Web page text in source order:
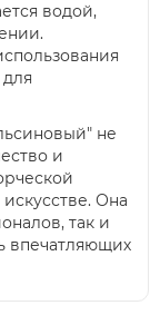
водой,
не
и
Она
так и
впечатляющих